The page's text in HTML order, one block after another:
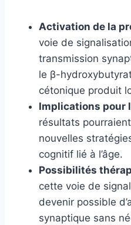
Activation de la
voie de
transmission
le β-
cétonique produit
Implications pour
résultats
nouvelles
cognitif lié à l’âge.
Possibilités
cette voie de
devenir possible
synaptique sans